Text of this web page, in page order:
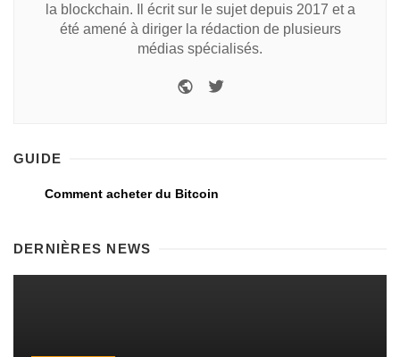
la blockchain. Il écrit sur le sujet depuis 2017 et a
été amené à diriger la rédaction de plusieurs
médias spécialisés.
GUIDE
Comment acheter du Bitcoin
DERNIÈRES NEWS